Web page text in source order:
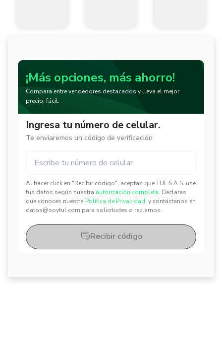
¡Más opciones, más ahorro!
Compara entre vendedores destacados y lleva el mejor
precio, fácil.
Ingresa tu número de celular.
Te enviaremos un código de verificación
Al hacer click en "Recibir código", aceptas que TUL S.A.S. use
tus datos según nuestra autorización completa. Declaras
que conoces nuestra Política de Privacidad. y contáctanos en
datos@soytul.com para solicitudes o reclamos.
✕
✕
Recibir código